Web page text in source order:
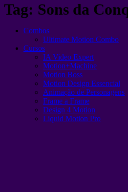
Tag: Sons da
Combos
Ultimate Motion Combo
Cursos
IA Video Expert
Motion+Machine
Motion Boss
Motion Design Essencial
Animação de Personagens
Frame a Frame
Design 4 Motion
Liquid Motion Pro